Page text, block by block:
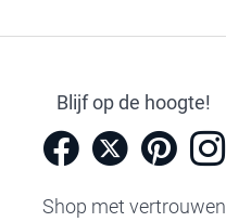
Blijf op de hoogte!
Shop met vertrouwen